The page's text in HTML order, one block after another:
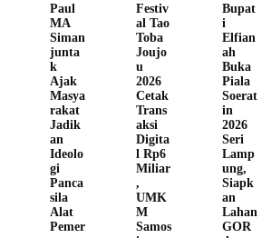
Paul
MA
Siman
junta
k
Ajak
Masya
rakat
Jadik
an
Ideolo
gi
Panca
sila
Alat
Pemer
Festiv
al Tao
Toba
Joujo
u
2026
Cetak
Trans
aksi
Digita
l Rp6
Miliar
,
UMK
M
Samos
Bupat
i
Elfian
ah
Buka
Piala
Soerat
in
2026
Seri
Lamp
ung,
Siapk
an
Lahan
GOR